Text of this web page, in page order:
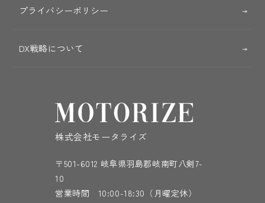
プライバシーポリシー
DX戦略について
株式会社モータライズ
〒501-6012 岐阜県羽島郡岐南町八剣7-
10
営業時間 10:00-18:30（月曜定休）